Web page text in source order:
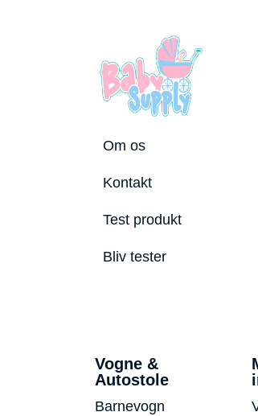
Om os
Kontakt
Test produkt
Bliv tester
Bedste puslepude 2026
Vogne &
Autostole
Barnevogn